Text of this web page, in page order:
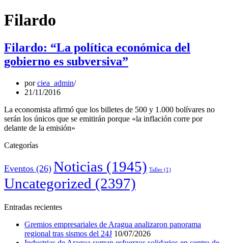
Filardo
Filardo: “La política económica del
gobierno es subversiva”
porciea_admin
21/11/2016
La economista afirmó que los billetes de 500 y 1.000 bolívares no
serán los únicos que se emitirán porque «la inflación corre por
delante de la emisión»
Categorías
Eventos (26) Noticias (1945) Taller (1)
Uncategorized (2397)
Entradas recientes
Gremios empresariales de Aragua analizaron panorama
regional tras sismos del 24J 10/07/2026